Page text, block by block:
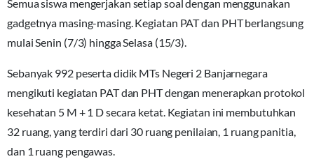
Semua siswa mengerjakan setiap soal dengan menggunakan
gadgetnya masing-masing. Kegiatan PAT dan PHT berlangsung
mulai Senin (7/3) hingga Selasa (15/3).
Sebanyak 992 peserta didik MTs Negeri 2 Banjarnegara
mengikuti kegiatan PAT dan PHT dengan menerapkan protokol
kesehatan 5 M + 1 D secara ketat. Kegiatan ini membutuhkan
32 ruang, yang terdiri dari 30 ruang penilaian, 1 ruang panitia,
dan 1 ruang pengawas.